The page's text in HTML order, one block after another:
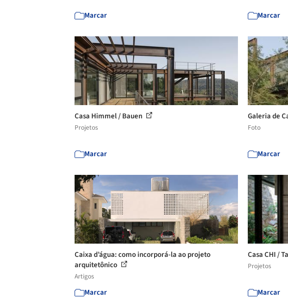
Marcar Marcar
Casa Himmel / Bauen
Projetos
Marcar
Galeria de
Foto
Marcar
Caixa d’água: como incorporá-la ao projeto
arquitetônico
Artigos
Marcar
Casa CHI /
Projetos
Marcar